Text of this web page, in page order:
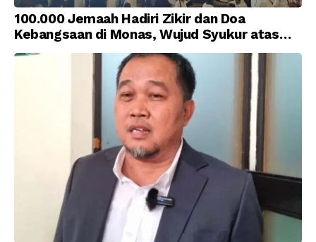
100.000 Jemaah Hadiri Zikir dan Doa
Kebangsaan di Monas, Wujud Syukur atas
Kemerdekaan Indonesia